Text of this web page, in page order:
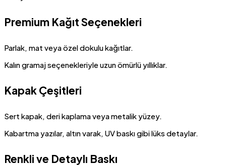
Premium Kağıt Seçenekleri
Parlak, mat veya özel dokulu kağıtlar.
Kalın gramaj seçenekleriyle uzun ömürlü yıllıklar.
Kapak Çeşitleri
Sert kapak, deri kaplama veya metalik yüzey.
Kabartma yazılar, altın varak, UV baskı gibi lüks detaylar.
Renkli ve Detaylı Baskı